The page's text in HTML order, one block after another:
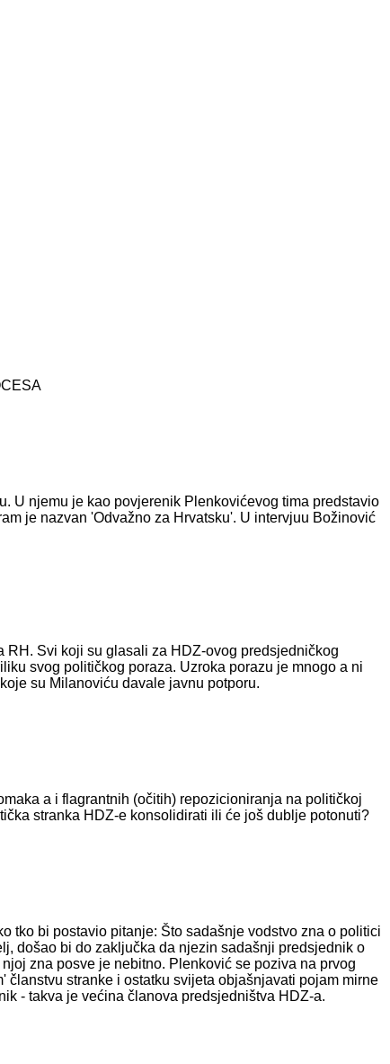
U njemu je kao povjerenik Plenkovićevog tima predstavio
je nazvan 'Odvažno za Hrvatsku'. U intervjuu Božinović
Svi koji su glasali za HDZ-ovog predsjedničkog
svog političkog poraza. Uzroka porazu je mnogo a ni
su Milanoviću davale javnu potporu.
a i flagrantnih (očitih) repozicioniranja na političkoj
stranka HDZ-e konsolidirati ili će još dublje potonuti?
tko bi postavio pitanje: Što sadašnje vodstvo zna o politici
došao bi do zaključka da njezin sadašnji predsjednik o
zna posve je nebitno. Plenković se poziva na prvog
članstvu stranke i ostatku svijeta objašnjavati pojam mirne
- takva je većina članova predsjedništva HDZ-a.